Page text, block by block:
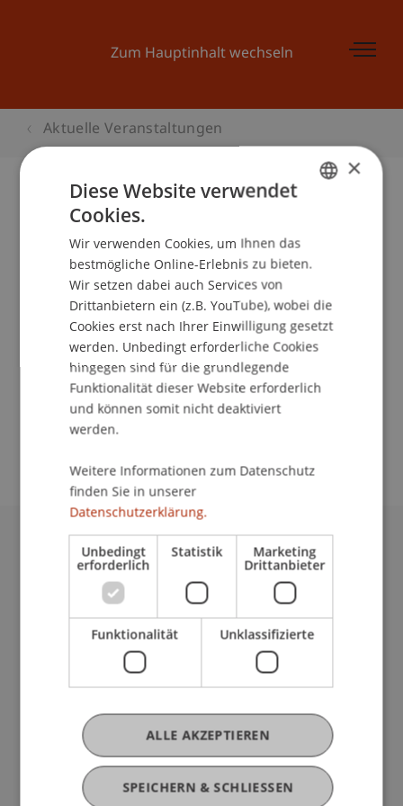
Zum Hauptinhalt wechseln
Aktuelle Veranstaltungen
Begleitprogramm BEPO:
Architektur in Liechtenstein
School/Professur:
Empfang
Veranstaltungsdetails
Universität Liechtenstein
Fürst-Franz-Josef-Strasse
Liechtenstein
T +423 265 11 11
Fußzeile Rechtliche Hinweise
Rechtssammlung
Datenschutzerklärung
Disclaimer
Impressum
Fußzeile Subdomain-Verzeichnis
×
Diese Website verwendet
Cookies.
Wir verwenden Cookies, um Ihnen das
bestmögliche Online-Erlebnis zu bieten.
Wir setzen dabei auch Services von
Drittanbietern ein (z.B. YouTube), wobei die
Cookies erst nach Ihrer Einwilligung gesetzt
werden. Unbedingt erforderliche Cookies
hingegen sind für die grundlegende
Funktionalität dieser Website erforderlich
und können somit nicht deaktiviert
werden.
Weitere Informationen zum Datenschutz
finden Sie in unserer
Datenschutzerklärung.
Unbedingt
erforderlich
Statistik Marketing
Drittanbieter
Funktionalität Unklassifizierte
SPEICHERN & SCHLIESSEN
ALLE AKZEPTIEREN